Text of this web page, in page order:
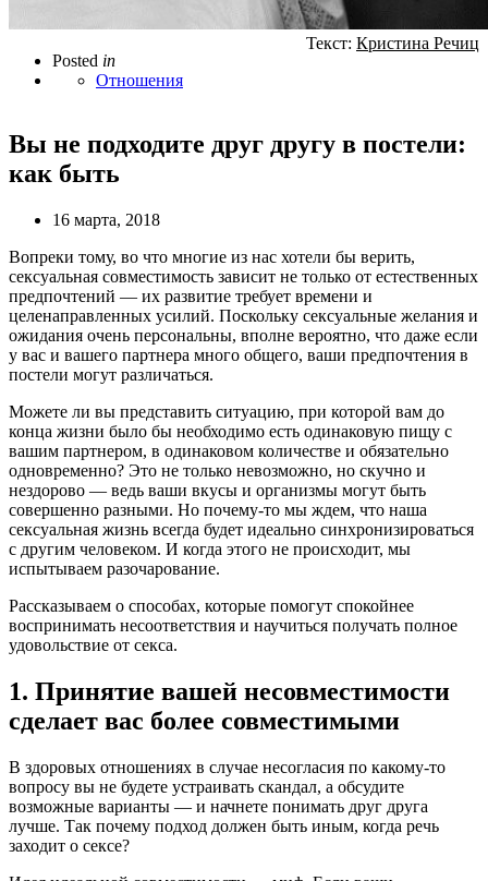
Posted in
Отношения
Текст: Кристина Речиц
Вы не подходите друг другу в постели:
как быть
16 марта, 2018
Вопреки тому, во что многие из нас хотели бы верить,
сексуальная совместимость зависит не только от естественных
предпочтений — их развитие требует времени и
целенаправленных усилий. Поскольку сексуальные желания и
ожидания очень персональны, вполне вероятно, что даже если
у вас и вашего партнера много общего, ваши предпочтения в
постели могут различаться.
Можете ли вы представить ситуацию, при которой вам до
конца жизни было бы необходимо есть одинаковую пищу с
вашим партнером, в одинаковом количестве и обязательно
одновременно? Это не только невозможно, но скучно и
нездорово — ведь ваши вкусы и организмы могут быть
совершенно разными. Но почему-то мы ждем, что наша
сексуальная жизнь всегда будет идеально синхронизироваться
с другим человеком. И когда этого не происходит, мы
испытываем разочарование.
Рассказываем о способах, которые помогут спокойнее
воспринимать несоответствия и научиться получать полное
удовольствие от секса.
1. Принятие вашей несовместимости
сделает вас более совместимыми
В здоровых отношениях в случае несогласия по какому-то
вопросу вы не будете устраивать скандал, а обсудите
возможные варианты — и начнете понимать друг друга
лучше. Так почему подход должен быть иным, когда речь
заходит о сексе?